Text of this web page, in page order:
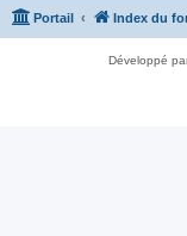
Portail Index du
Développé